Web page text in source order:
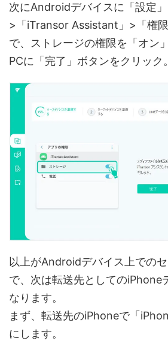
次にAndroidデバイスに「設定」
>「iTransor Assistant」>「権
で、ストレージの権限を「オン
PCに「完了」ボタンをクリック。
以上がAndroidデバイス上での
で、次は転送先としてのiPhone
なります。
まず、転送先のiPhoneで「
にします。